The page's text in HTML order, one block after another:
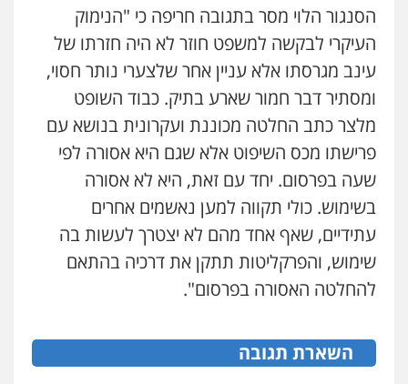
הסנגור הלוי מסר בתגובה חריפה כי "הנימוק
העיקרי לבקשה למשפט חוזר לא היה חזרתו של
עינב מגרסתו אלא עניין אחר שלצערי נותר חסוי,
ומסתיר דבר חמור שארע בתיק. כבוד השופט
מלצר כתב החלטה מכוננת ועקרונית בנושא עם
פרישתו מכס השיפוט אלא שגם היא אסורה לפי
שעה בפרסום. יחד עם זאת, היא לא אסורה
בשימוש. כולי תקווה למען נאשמים אחרים
עתידיים, שאף אחד מהם לא יצטרך לעשות בה
שימוש, והפרקליטות תתקן את דרכיה בהתאם
להחלטה האסורה בפרסום".
השארת תגובה
פלילי עבירות תנועה צווארון לבן תעבורה
עורכי דין לענייני אסירים מעצרים וחקירות
0546470989
עו"ד אבי כהן
פלילי
סמים עבירות מין
0523647066
ויקי שמואל – משרד עו"ד
פלילי משפט פלילי
0528959600
0545437431